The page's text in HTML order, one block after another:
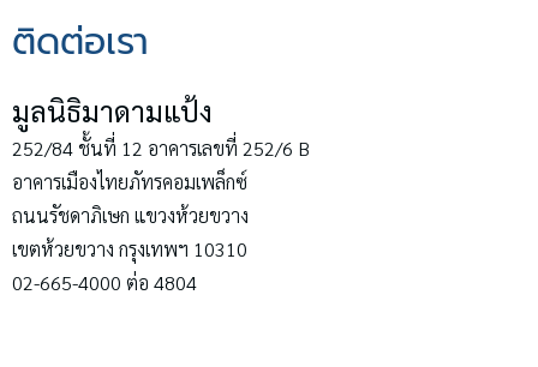
ติดต่อเรา
มูลนิธิมาดามแป้ง
252/84 ชั้นที่ 12 อาคารเลขที่ 252/6 B
อาคารเมืองไทยภัทรคอมเพล็กซ์
ถนนรัชดาภิเษก แขวงห้วยขวาง
เขตห้วยขวาง กรุงเทพฯ 10310
02-665-4000 ต่อ 4804